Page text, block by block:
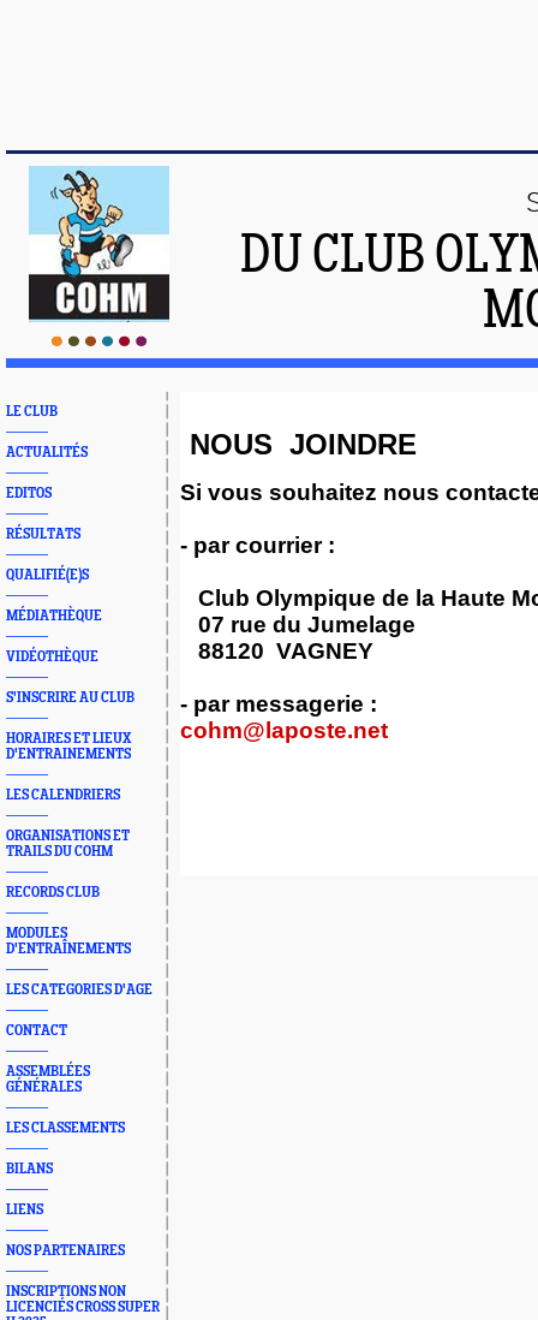
DU CLUB
LE CLUB
ACTUALITÉS
EDITOS
RÉSULTATS
QUALIFIÉ(E)S
MÉDIATHÈQUE
VIDÉOTHÈQUE
S'INSCRIRE AU CLUB
HORAIRES ET LIEUX
D'ENTRAINEMENTS
LES CALENDRIERS
ORGANISATIONS ET
TRAILS DU COHM
RECORDS CLUB
MODULES
D'ENTRAÎNEMENTS
LES CATEGORIES D'AGE
CONTACT
ASSEMBLÉES
GÉNÉRALES
LES CLASSEMENTS
BILANS
LIENS
NOS PARTENAIRES
INSCRIPTIONS NON
LICENCIÉS CROSS SUPER
NOUS JOINDRE
Si vous souhaitez nous
- par courrier :
Club Olympique de la Haute
07 rue du Jumelage
88120 VAGNEY
- par messagerie :
cohm@laposte.net